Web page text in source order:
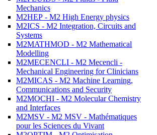
Mechanics
M2HEP - M2 High Energy physics
M2ICS - M2 Integration, Circuits and
Systems
M2MATHMOD - M2 Mathematical
Modelling
M2MECENCLI - M2 Mecencli -
Mechanical Engineering for Clinicians
M2MICAS - M2 Machine Learning,
Communications and Security
M2MOCHI - M2 Molecular Chemistry
and Interfaces
M2MSV - M2 MSV - Mathématiques
pour les Sciences du Vivant